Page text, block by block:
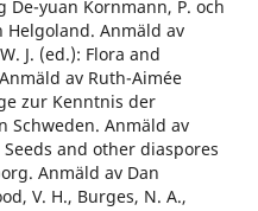
De-yuan Kornmann, P. och
Helgoland. Anmäld av
J. (ed.): Flora and
av Ruth-Aimée
zur Kenntnis der
Schweden. Anmäld av
and other diaspores
Anmäld av Dan
V. H., Burges, N. A.,